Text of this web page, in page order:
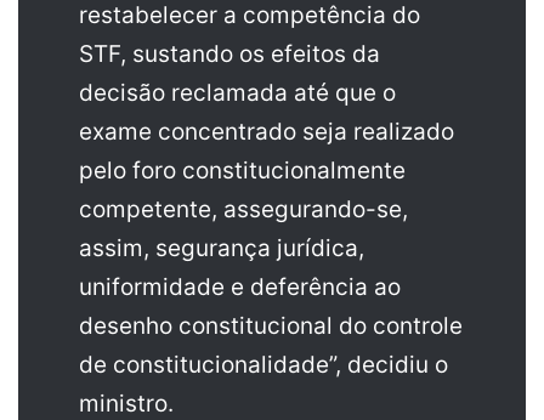
restabelecer a competência do
STF, sustando os efeitos da
decisão reclamada até que o
exame concentrado seja realizado
pelo foro constitucionalmente
competente, assegurando-se,
assim, segurança jurídica,
uniformidade e deferência ao
desenho constitucional do controle
de constitucionalidade”, decidiu o
ministro.